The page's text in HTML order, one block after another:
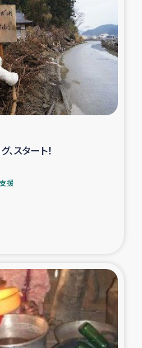
緑化を通じた支援事業
災住民への緊急支援
女性グループの生計支援
改善による栄養改善事業
た子どもの栄養改善事業
ア地震被災者支援
模紅茶農家支援
スタート！
援